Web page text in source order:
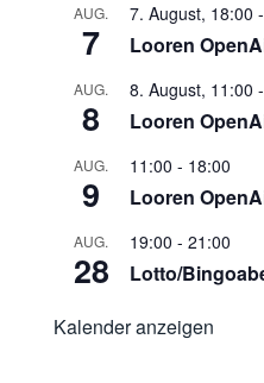
AUG.
7
7. August, 18:00 -
Looren
AUG.
8
8. August, 11:00 -
Looren
AUG.
9
11:00 - 18:00
Looren
AUG.
28
19:00 - 21:00
Lotto/
Kalender anzeigen